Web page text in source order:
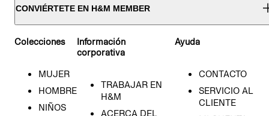
CONVIÉRTETE EN H&M MEMBER
Colecciones
MUJER
HOMBRE
NIÑOS
Información
corporativa
TRABAJAR EN
H&M
ACERCA DEL
Ayuda
CONTACTO
SERVICIO AL
CLIENTE